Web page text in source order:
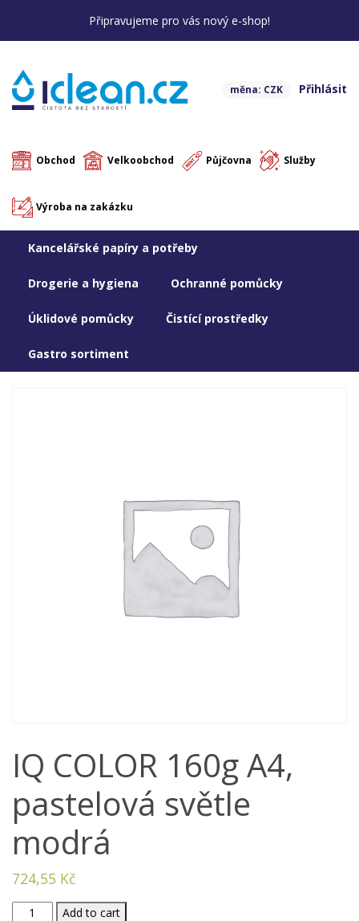
Připravujeme pro vás nový e-shop!
Přihlásit
měna: CZK
Obchod Velkoobchod Půjčovna Služby
Výroba na zakázku
Kancelářské papíry a potřeby
Drogerie a hygiena Ochranné pomůcky
Úklidové pomůcky Čistící prostředky
Gastro sortiment
IQ COLOR 160g A4,
pastelová světle
modrá
724,55 Kč
Add to cart